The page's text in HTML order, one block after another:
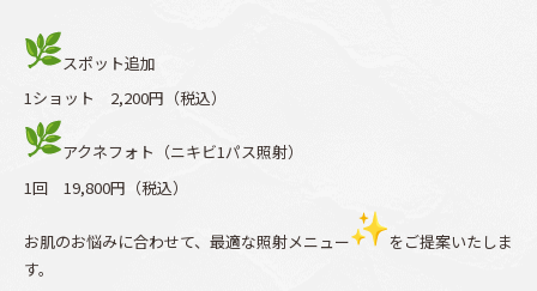
スポット追加
1ショット 2,200円（税込）
アクネフォト（ニキビ1パス照射）
1回 19,800円（税込）
お肌のお悩みに合わせて、最適な照射メニュー
をご提案いたしま
す。